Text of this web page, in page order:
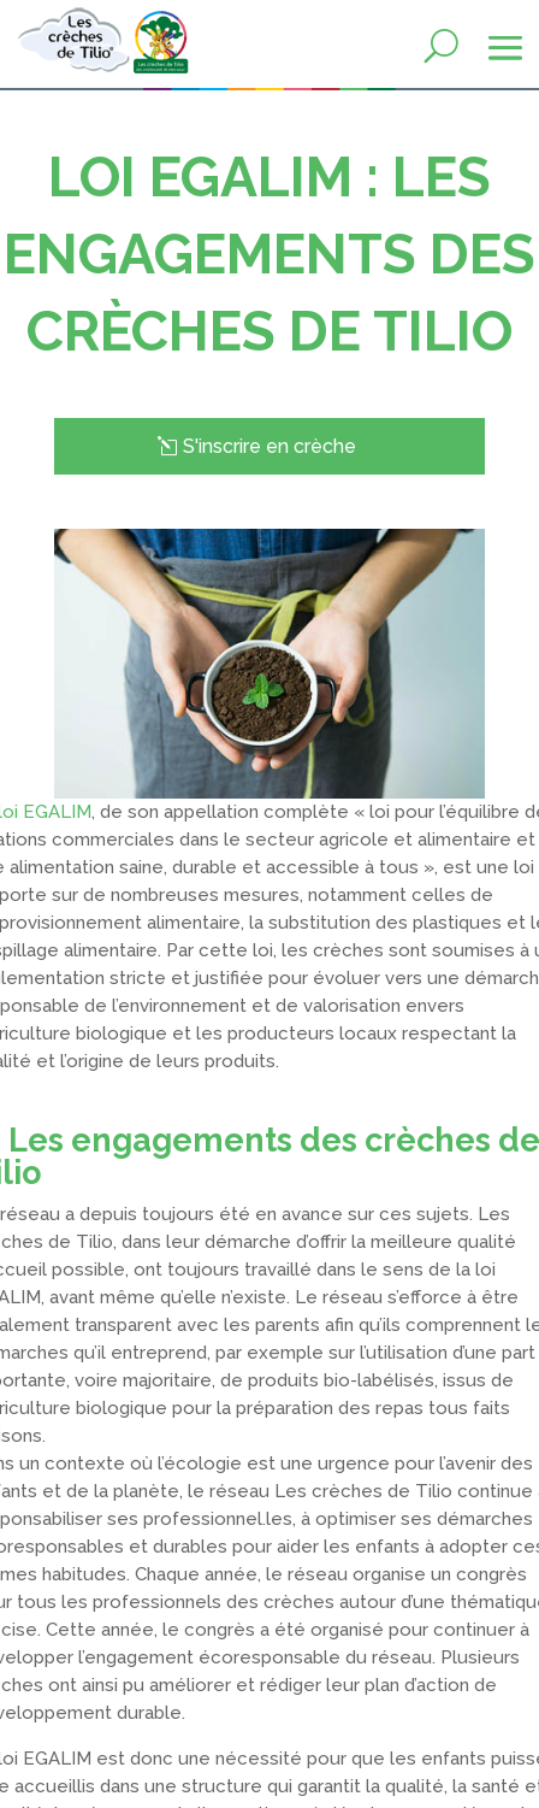
LOI EGALIM : LES
ENGAGEMENTS DES
CRÈCHES DE TILIO
S'inscrire en crèche
EGALIM, de son appellation complète « loi pour l’équilibre
commerciales dans le secteur agricole et alimentaire et
alimentation saine, durable et accessible à tous », est une loi
sur de nombreuses mesures, notamment celles de
alimentaire, la substitution des plastiques et
alimentaire. Par cette loi, les crèches sont soumises à
stricte et justifiée pour évoluer vers une
de l’environnement et de valorisation envers
biologique et les producteurs locaux respectant la
et l’origine de leurs produits.
Les engagements des crèches de
a depuis toujours été en avance sur ces sujets. Les
de Tilio, dans leur démarche d’offrir la meilleure qualité
possible, ont toujours travaillé dans le sens de la loi
avant même qu’elle n’existe. Le réseau s’efforce à être
transparent avec les parents afin qu’ils comprennent
qu’il entreprend, par exemple sur l’utilisation d’une part
voire majoritaire, de produits bio-labélisés, issus de
biologique pour la préparation des repas tous faits
un contexte où l’écologie est une urgence pour l’avenir des
et de la planète, le réseau Les crèches de Tilio continue
ses professionnel.les, à optimiser ses démarches
et durables pour aider les enfants à adopter
habitudes. Chaque année, le réseau organise un congrès
tous les professionnels des crèches autour d’une
Cette année, le congrès a été organisé pour continuer à
l’engagement écoresponsable du réseau. Plusieurs
ont ainsi pu améliorer et rédiger leur plan d’action de
durable.
EGALIM est donc une nécessité pour que les enfants
accueillis dans une structure qui garantit la qualité, la santé